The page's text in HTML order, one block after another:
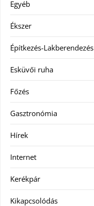
Egyéb
Ékszer
Építkezés-Lakberendezés
Esküvői ruha
Főzés
Gasztronómia
Hírek
Internet
Kerékpár
Kikapcsolódás